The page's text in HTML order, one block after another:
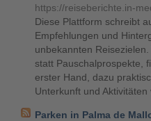
https://reiseberichte.in-
Diese Plattform schreibt
Empfehlungen und
unbekannten
statt Pauschalprospekte,
erster Hand, dazu
Unterkunft und Aktivitäten
Parken in Palma de